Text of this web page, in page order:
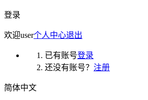
登录
欢迎user个人中心退出
已有账号登录
还没有账号？ 注册
简体中文